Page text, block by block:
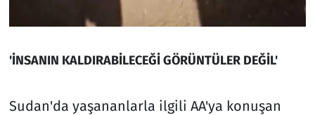
'İNSANIN KALDIRABİLECEĞİ GÖRÜNTÜLER DEĞİL'
Sudan'da yaşananlarla ilgili AA'ya konuşan